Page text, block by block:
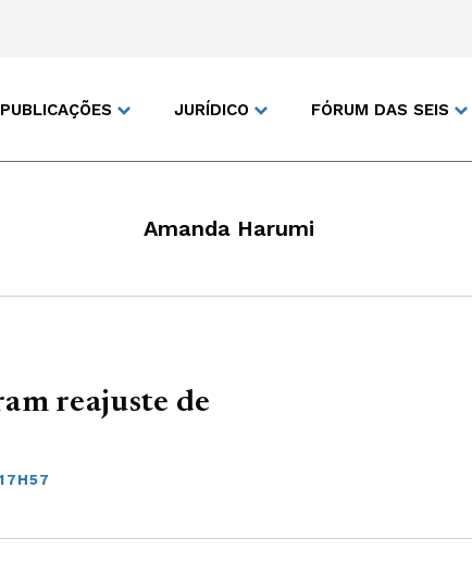
PUBLICAÇÕES JURÍDICO FÓRUM DAS SEIS
Amanda Harumi
reajuste de